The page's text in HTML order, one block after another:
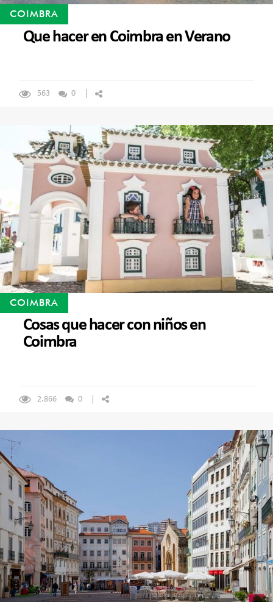
COIMBRA
Que hacer en Coimbra en Verano
563 0
COIMBRA
Cosas que hacer con niños en
Coimbra
2.866 0